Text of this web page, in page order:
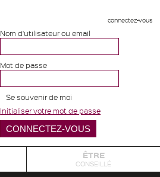
connectez-vous
Nom d'utilisateur ou email
Mot de passe
Se souvenir de moi
Initialiser votre mot de passe
ÊTRE
CONSEILLÉ